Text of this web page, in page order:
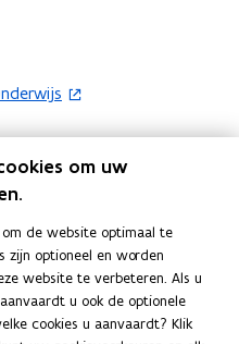
om uw
om de website optimaal te
zijn optioneel en worden
website te verbeteren. Als u
u ook de optionele
cookies u aanvaardt? Klik